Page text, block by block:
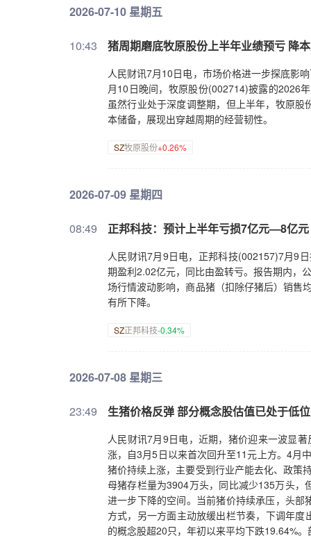
2026-07-10 星期五
10:43 猪周期磨底牧原股份上半年业绩预亏 降
人民财讯7月10日电，市场价格进一步探底影
月10日晚间，牧原股份(002714)披露的2026
虽然行业处于深度调整期，但上半年，牧原
本储备，展现出穿越周期的经营韧性。
SZ牧原股份+0.26%
2026-07-09 星期四
08:49 正邦科技：预计上半年亏损7亿元—8亿
人民财讯7月9日电，正邦科技(002157)7月9
期盈利2.02亿元，同比由盈转亏。报告期内，
场行情波动影响，商品猪（扣除仔猪后）销售
有所下降。
SZ正邦科技-0.34%
2026-07-08 星期三
23:49 生猪价格反弹 部分概念股估值已处于低位
人民财讯7月9日电，近期，猪价迎来一波显
涨，自3月5日以来首次回升至11元上方。4月
猪价持续上涨，主要受到行业产能去化、政策
母猪存栏量为3904万头，同比减少135万头
进一步下降的空间。当前猪价持续承压，头
方式，另一方面主动放缓出栏节奏，下调年
的概念股超20只，年初以来平均下跌19.64%